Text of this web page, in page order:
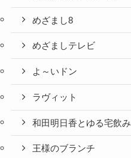
めざまし8
めざましテレビ
よ～いドン
ラヴィット
和田明日香とゆる宅飲み
王様のブランチ